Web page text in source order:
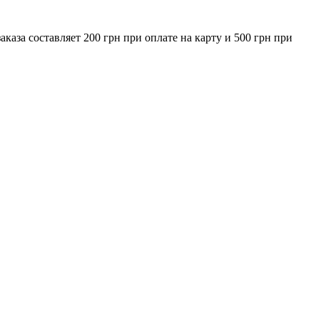
составляет 200 грн при оплате на карту и 500 грн при